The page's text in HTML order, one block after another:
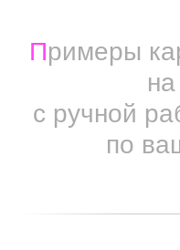
Примеры
с ручной
по